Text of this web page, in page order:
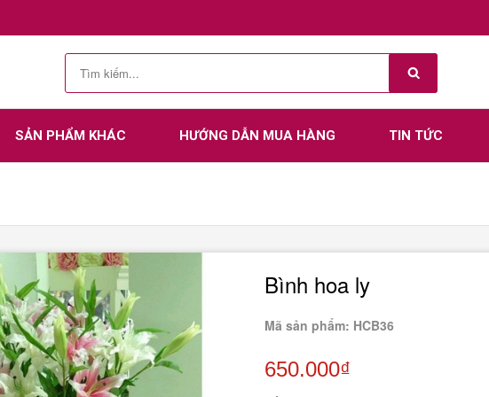
SẢN PHẨM KHÁC HƯỚNG DẪN MUA HÀNG TIN TỨC
Bình hoa ly
Mã sản phẩm: HCB36
650.000₫